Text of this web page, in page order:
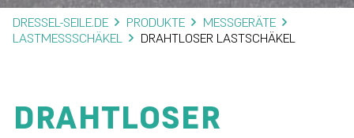
DRESSEL-SEILE.DE PRODUKTE
MESSGERÄTE
LASTMESSSCHÄKEL
DRAHTLOSER LASTSCHÄKEL
DRAHTLOSER